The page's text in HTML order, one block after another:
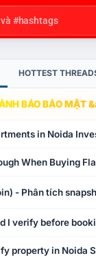
HOTTEST
BÁO BẢO MẬT
in Noida
When Buying
- Phân tích
I verify before
property in Noida